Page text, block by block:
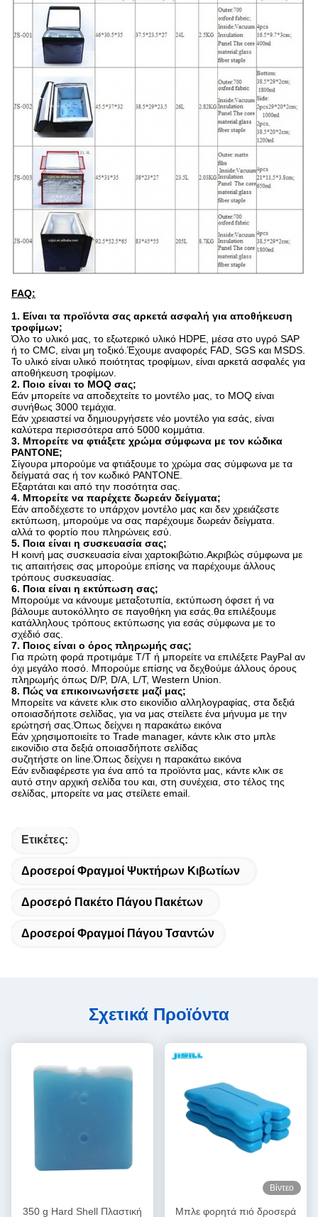
FAQ:
1. Είναι τα προϊόντα σας αρκετά ασφαλή για αποθήκευση
τροφίμων;
Όλο το υλικό μας, το εξωτερικό υλικό HDPE, μέσα στο υγρό SAP
ή το CMC, είναι μη τοξικό.Έχουμε αναφορές FAD, SGS και MSDS.
Το υλικό είναι υλικό ποιότητας τροφίμων, είναι αρκετά ασφαλές για
αποθήκευση τροφίμων.
2. Ποιο είναι το MOQ σας;
Εάν μπορείτε να αποδεχτείτε το μοντέλο μας, το MOQ είναι
συνήθως 3000 τεμάχια.
Εάν χρειαστεί να δημιουργήσετε νέο μοντέλο για εσάς, είναι
καλύτερα περισσότερα από 5000 κομμάτια.
3. Μπορείτε να φτιάξετε χρώμα σύμφωνα με τον κώδικα
PANTONE;
Σίγουρα μπορούμε να φτιάξουμε το χρώμα σας σύμφωνα με τα
δείγματά σας ή τον κωδικό PANTONE.
Εξαρτάται και από την ποσότητα σας.
4. Μπορείτε να παρέχετε δωρεάν δείγματα;
Εάν αποδέχεστε το υπάρχον μοντέλο μας και δεν χρειάζεστε
εκτύπωση, μπορούμε να σας παρέχουμε δωρεάν δείγματα.
αλλά το φορτίο που πληρώνεις εσύ.
5. Ποια είναι η συσκευασία σας;
Η κοινή μας συσκευασία είναι χαρτοκιβώτιο.Ακριβώς σύμφωνα με
τις απαιτήσεις σας μπορούμε επίσης να παρέχουμε άλλους
τρόπους συσκευασίας.
6. Ποια είναι η εκτύπωση σας;
Μπορούμε να κάνουμε μεταξοτυπία, εκτύπωση όφσετ ή να
βάλουμε αυτοκόλλητο σε παγοθήκη για εσάς.θα επιλέξουμε
κατάλληλους τρόπους εκτύπωσης για εσάς σύμφωνα με το
σχέδιό σας.
7. Ποιος είναι ο όρος πληρωμής σας;
Για πρώτη φορά προτιμάμε T/T ή μπορείτε να επιλέξετε PayPal αν
όχι μεγάλο ποσό. Μπορούμε επίσης να δεχθούμε άλλους όρους
πληρωμής όπως D/P, D/A, L/T, Western Union.
8. Πώς να επικοινωνήσετε μαζί μας;
Μπορείτε να κάνετε κλικ στο εικονίδιο αλληλογραφίας, στα δεξιά
οποιασδήποτε σελίδας, για να μας στείλετε ένα μήνυμα με την
ερώτησή σας.Όπως δείχνει η παρακάτω εικόνα
Εάν χρησιμοποιείτε το Trade manager, κάντε κλικ στο μπλε
εικονίδιο στα δεξιά οποιασδήποτε σελίδας
συζητήστε on line.Όπως δείχνει η παρακάτω εικόνα
Εάν ενδιαφέρεστε για ένα από τα προϊόντα μας, κάντε κλικ σε
αυτό στην αρχική σελίδα του και, στη συνέχεια, στο τέλος της
σελίδας, μπορείτε να μας στείλετε email.
Ετικέτες:
Δροσεροί Φραγμοί Ψυκτήρων Κιβωτίων
Δροσερό Πακέτο Πάγου Πακέτων
Δροσεροί Φραγμοί Πάγου Τσαντών
Σχετικά Προϊόντα
350 g Hard Shell Πλαστική
Βίντεο
Μπλε φορητά πιό δροσερά